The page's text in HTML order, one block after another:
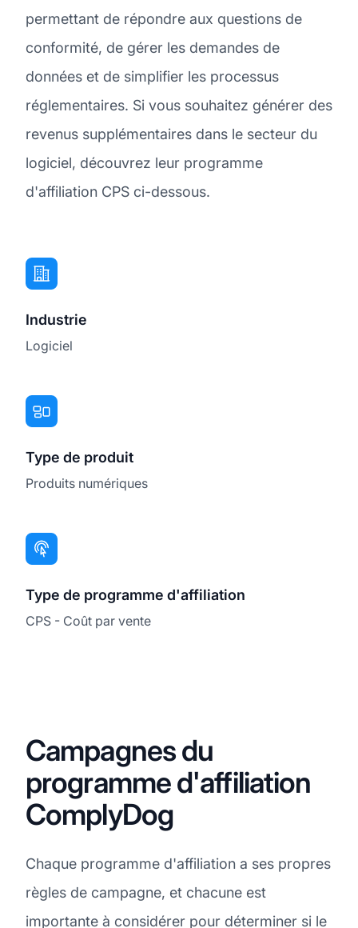
permettant de répondre aux questions de
conformité, de gérer les demandes de
données et de simplifier les processus
réglementaires. Si vous souhaitez générer des
revenus supplémentaires dans le secteur du
logiciel, découvrez leur programme
d'affiliation CPS ci-dessous.
Industrie
Logiciel
Type de produit
Produits numériques
Type de programme d'affiliation
CPS - Coût par vente
Campagnes du
programme d'affiliation
ComplyDog
Chaque programme d'affiliation a ses propres
règles de campagne, et chacune est
importante à considérer pour déterminer si le